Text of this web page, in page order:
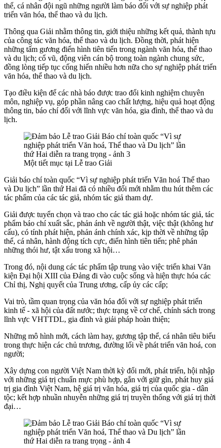
thể, cá nhân đội ngũ những người làm báo đối với sự nghiệp phát
triển văn hóa, thể thao và du lịch.
Thông qua Giải nhằm thông tin, giới thiệu những kết quả, thành tựu
của công tác văn hóa, thể thao và du lịch. Đồng thời, phát hiện
những tấm gương điển hình tiên tiến trong ngành văn hóa, thể thao
và du lịch; cổ vũ, động viên cán bộ trong toàn ngành chung sức,
đồng lòng tiếp tục cống hiến nhiều hơn nữa cho sự nghiệp phát triển
văn hóa, thể thao và du lịch.
Tạo điều kiện để các nhà báo được trao đổi kinh nghiệm chuyên
môn, nghiệp vụ, góp phần nâng cao chất lượng, hiệu quả hoạt động
thông tin, báo chí đối với lĩnh vực văn hóa, gia đình, thể thao và du
lịch.
Một tiết mục tại Lễ trao Giải
Giải báo chí toàn quốc “Vì sự nghiệp phát triển Văn hoá Thể thao
và Du lịch” lần thứ Hai đã có nhiều đổi mới nhằm thu hút thêm các
tác phẩm của các tác giả, nhóm tác giả tham dự.
Giải được tuyển chọn và trao cho các tác giả hoặc nhóm tác giả, tác
phẩm báo chí xuất sắc, phản ánh về người thật, việc thật (không hư
cấu), có tính phát hiện, phản ánh chính xác, kịp thời về những tập
thể, cá nhân, hành động tích cực, điển hình tiên tiến; phê phán
những thói hư, tật xấu trong xã hội…
Trong đó, nội dung các tác phẩm tập trung vào việc triển khai Văn
kiện Đại hội XIII của Đảng đi vào cuộc sống và hiện thực hóa các
Chỉ thị, Nghị quyết của Trung ương, cấp ủy các cấp;
Vai trò, tầm quan trọng của văn hóa đối với sự nghiệp phát triển
kinh tế - xã hội của đất nước; thực trạng về cơ chế, chính sách trong
lĩnh vực VHTTDL, gia đình và giải pháp hoàn thiện;
Những mô hình mới, cách làm hay, gương tập thể, cá nhân tiêu biểu
trong thực hiện các chủ trương, đường lối về phát triển văn hoá, con
người;
Xây dựng con người Việt Nam thời kỳ đổi mới, phát triển, hội nhập
với những giá trị chuẩn mực phù hợp, gắn với giữ gìn, phát huy giá
trị gia đình Việt Nam, hệ giá trị văn hóa, giá trị của quốc gia - dân
tộc; kết hợp nhuần nhuyễn những giá trị truyền thống với giá trị thời
đại…